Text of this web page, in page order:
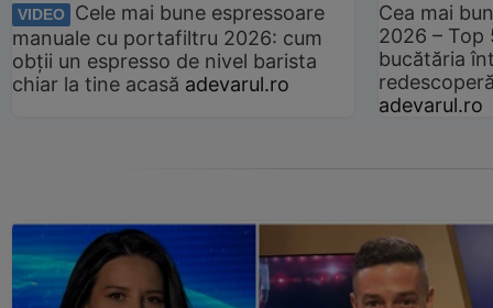
VIDEO
Cele mai bune espressoare
manuale cu portafiltru 2026: cum
obții un espresso de nivel barista
chiar la tine acasă adevarul.ro
Cea mai
2026 –
bucătăria
adevarul.ro